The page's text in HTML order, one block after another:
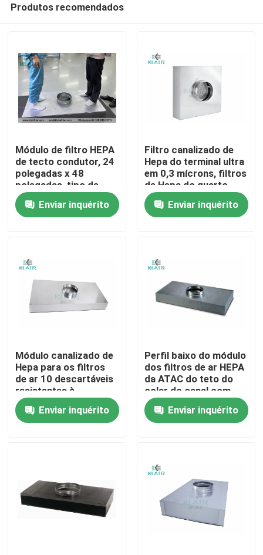
Casa
Sobre nós
Controle da qualidade
Contacte-nos
Filtros de ar da ATAC
Produtos recomendados
Módulo de filtro HEPA
de tecto condutor, 24
polegadas x 48
polegadas, tipo de
superfície caminhável
Enviar inquérito
Filtro canalizado de
Hepa do terminal ultra
em 0,3 mícrons, filtros
de Hepa do quarto
desinfetado
Enviar inquérito
Módulo canalizado de
Hepa para os filtros
de ar 10 descartáveis
resistentes à
corrosão da ATAC/12
polegadasEnviar inquérito
Perfil baixo do módulo
dos filtros de ar HEPA
da ATAC do teto do
colar do canal com
pressão estática alta
Enviar inquérito